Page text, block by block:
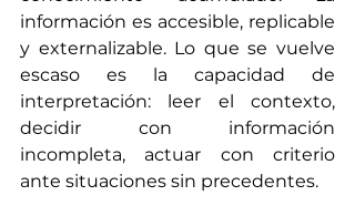
información es accesible, replicable
y externalizable. Lo que se vuelve
escaso es la capacidad de
interpretación: leer el contexto,
decidir con información
incompleta, actuar con criterio
ante situaciones sin precedentes.